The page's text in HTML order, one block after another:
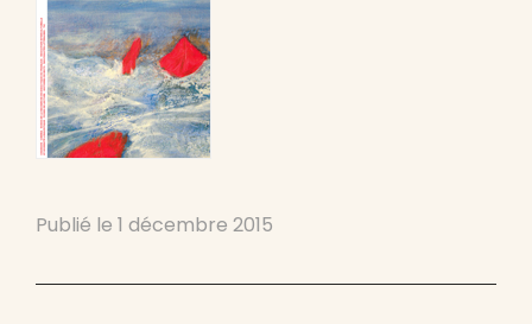
Publié le 1 décembre 2015